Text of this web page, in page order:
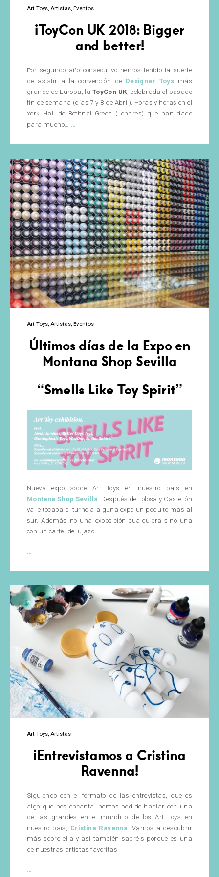
Art Toys Artistas Eventos
¡ToyCon UK 2018: Bigger
and better!
Por segundo año consecutivo hemos tenido la suerte
de asistir a la convención de Designer Toys más
grande de Europa, la ToyCon UK , celebrada el pasado
fin de semana (días 7 y 8 de Abril). Horas y horas en el
York Hall de Bethnal Green (Londres) que han dado
para mucho… …
2018:
Bigger
and
better!
Art Toys Artistas Eventos
Últimos días de la Expo en
Montana Shop Sevilla
“Smells Like Toy Spirit”
Nueva expo sobre Art Toys en nuestro país en
Montana Shop Sevilla. Después de Tolosa y Castellón
ya le tocaba el turno a alguna expo un poquito más al
sur. Además no una exposición cualquiera sino una
con un cartel de lujazo.
…
de
la
Expo
en
Montana
Shop
Art Toys Artistas
¡Entrevistamos a Cristina
Ravenna!
Siguiendo con el formato de las entrevistas, que es
algo que nos encanta, hemos podido hablar con una
de las grandes en el mundillo de los Art Toys en
nuestro país, Cristina Ravenna. Vamos a descubrir
más sobre ella y así también sabréis porque es una
de nuestras artistas favoritas.
…